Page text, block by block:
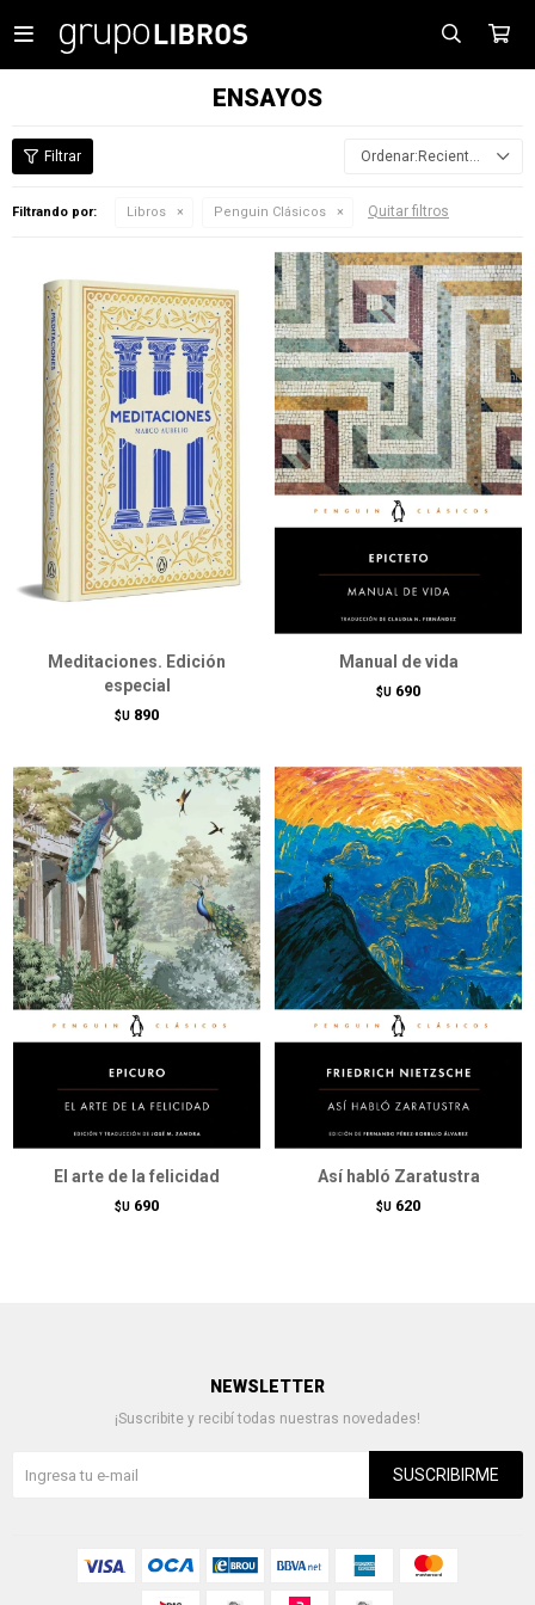

ENSAYOS
Recientes
Filtrando por: Libros Penguin Clásicos Quitar filtros
Meditaciones. Edición
especial
$U 890
Manual de vida
$U 690
El arte de la felicidad
$U 690
Así habló Zaratustra
$U 620
NEWSLETTER
¡Suscribite y recibí todas nuestras novedades!
SUSCRIBIRME